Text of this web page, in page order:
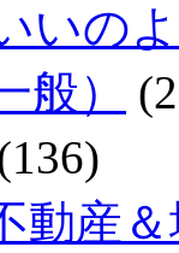
いの
般）
動産＆